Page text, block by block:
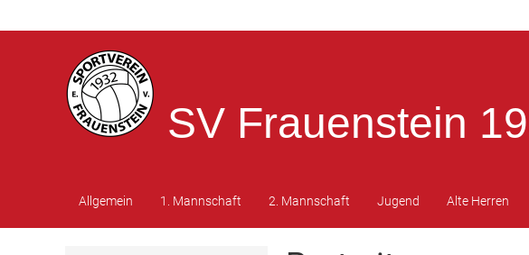
SV Frauenstein
Allgemein 1. Mannschaft 2. Mannschaft Jugend Alte Herren